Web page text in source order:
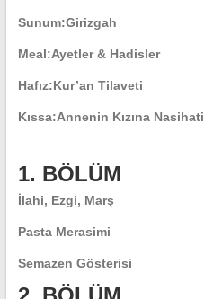
Sunum:Girizgah
Meal:Ayetler & Hadisler
Hafız:Kur’an Tilaveti
Kıssa:Annenin Kızına Nasihati
1. BÖLÜM
İlahi, Ezgi, Marş
Pasta Merasimi
Semazen Gösterisi